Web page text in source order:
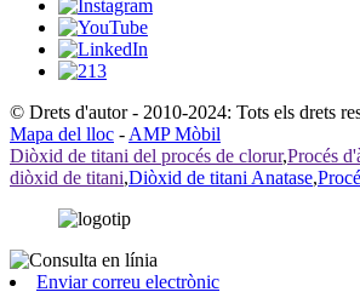
© Drets d'autor - 2010-2024: Tots els drets
Mapa del lloc - AMP Mòbil
Diòxid de titani del procés de clorur,Procés
diòxid de titani,Diòxid de titani Anatase,
Enviar correu electrònic